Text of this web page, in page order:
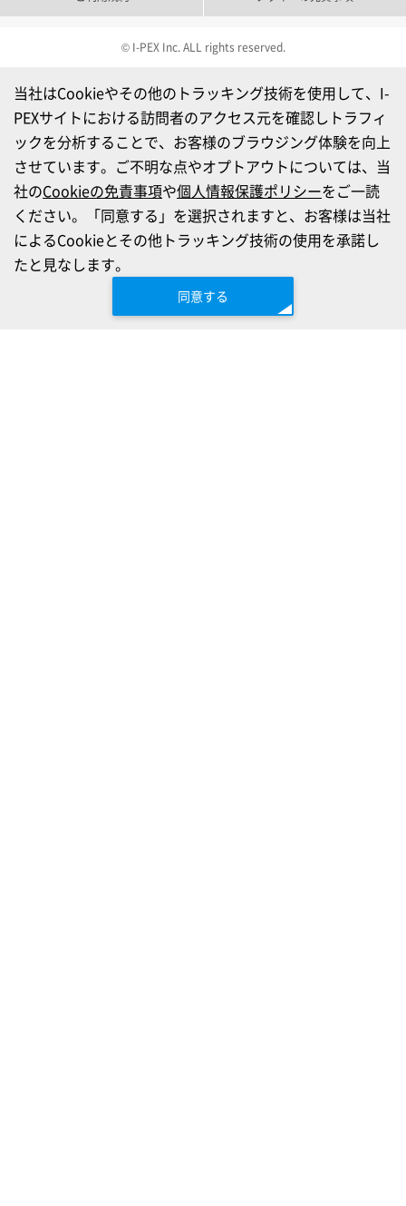
© I-PEX Inc. ALL rights reserved.
当社はCookieやその他のトラッキング技術を使用して、I-
PEXサイトにおける訪問者のアクセス元を確認しトラフィ
ックを分析することで、お客様のブラウジング体験を向上
させています。ご不明な点やオプトアウトについては、当
社のCookieの免責事項や個人情報保護ポリシーをご一読
ください。「同意する」を選択されますと、お客様は当社
によるCookieとその他トラッキング技術の使用を承諾し
たと見なします。
同意する